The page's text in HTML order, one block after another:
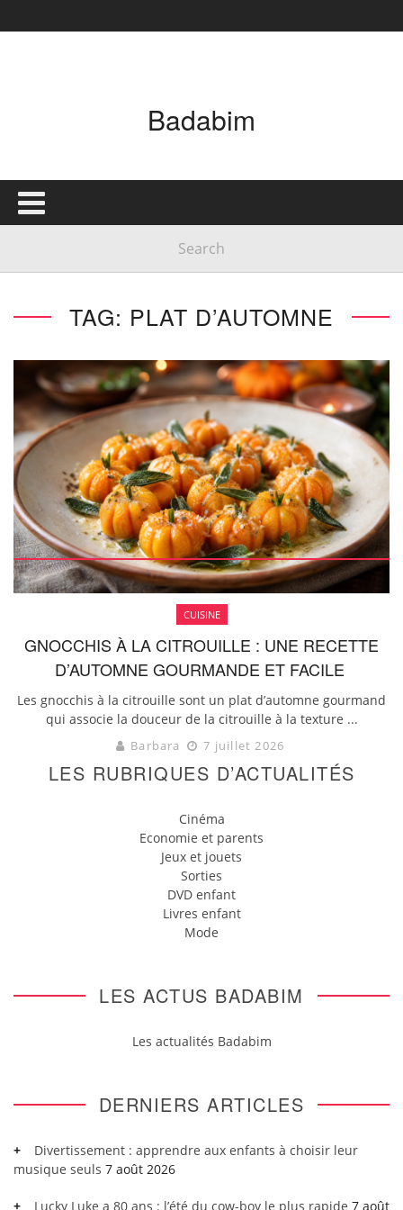
Badabim
TAG: PLAT D’AUTOMNE
CUISINE
GNOCCHIS À LA CITROUILLE : UNE RECETTE
D’AUTOMNE GOURMANDE ET FACILE
Les gnocchis à la citrouille sont un plat d’automne gourmand
qui associe la douceur de la citrouille à la texture ...
Barbara 7 juillet 2026
LES RUBRIQUES D’ACTUALITÉS
Cinéma
Economie et parents
Jeux et jouets
Sorties
DVD enfant
Livres enfant
Mode
LES ACTUS BADABIM
Les actualités Badabim
DERNIERS ARTICLES
Divertissement : apprendre aux enfants à choisir leur
musique seuls 7 août 2026
Lucky Luke a 80 ans : l’été du cow-boy le plus rapide 7 août